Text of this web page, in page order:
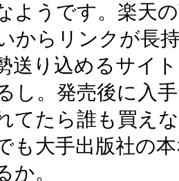
ようです。楽天
からリンクが長
送り込めるサイ
し。発売後に入
てたら誰も買え
も大手出版社の
か。